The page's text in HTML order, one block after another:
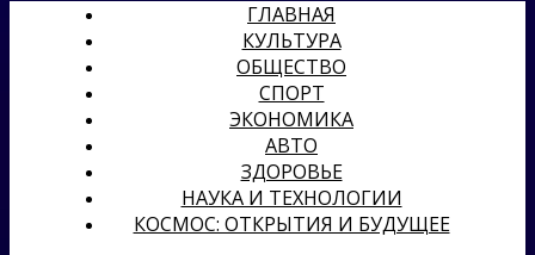
ГЛАВНАЯ
КУЛЬТУРА
ОБЩЕСТВО
СПОРТ
ЭКОНОМИКА
АВТО
ЗДОРОВЬЕ
НАУКА И ТЕХНОЛОГИИ
КОСМОС: ОТКРЫТИЯ И БУДУЩЕЕ